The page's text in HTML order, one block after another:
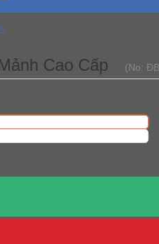
Cao Cấp (No: